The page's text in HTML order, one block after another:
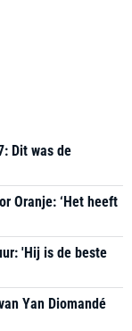
Dit was de
Oranje: ‘Het heeft
'Hij is de beste
Yan Diomandé